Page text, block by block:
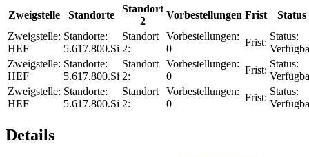
Zweigstelle Standorte
Standort
2
Vorbestellungen Frist
Status
Zweigstelle:
HEF
Standorte:
5.617.800.Si
Standort
2:
Vorbestellungen:
0
Frist:
Status:
Zweigstelle:
HEF
Standorte:
5.617.800.Si
Standort
2:
Vorbestellungen:
0
Frist:
Status:
Zweigstelle:
HEF
Standorte:
5.617.800.Si
Standort
2:
Vorbestellungen:
0
Frist:
Status:
Details